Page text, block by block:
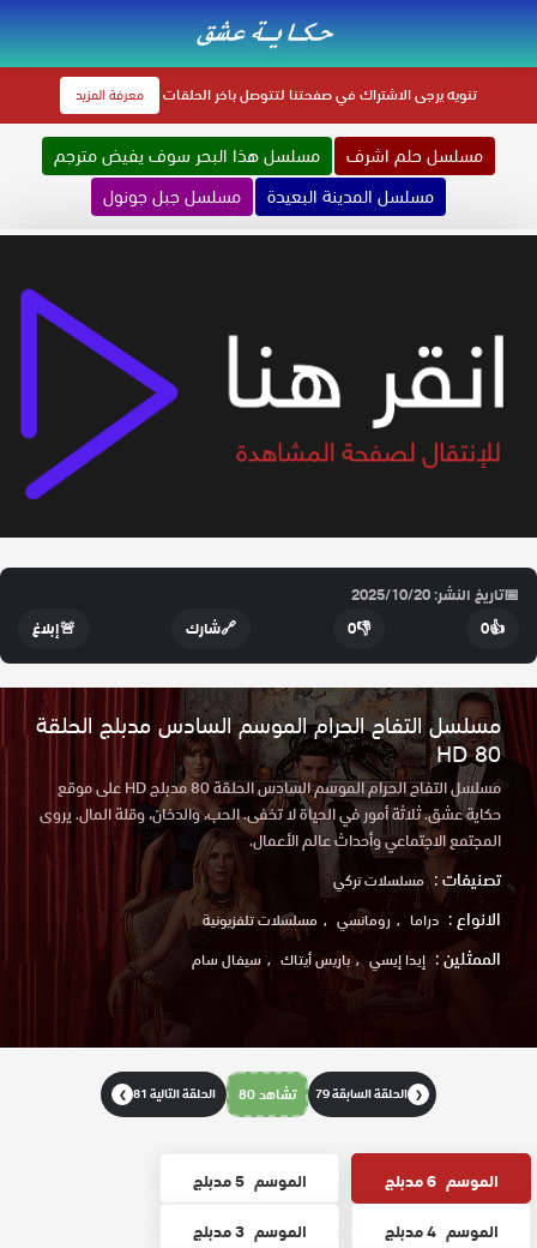
تنويهيرجى الاشتراك في صفحتنا لتتوصل باخر الحلقات معرفة المزيد
مسلسل حلم اشرف
مسلسل هذا البحر سوف يفيض مترجم
مسلسل المدينة البعيدة
مسلسل جبل جونول
📅تاريخ النشر: 2025/10/20
👍
0
👎
0
🔗شارك 🚨إبلاغ
مسلسل التفاح الحرام الموسم السادس مدبلج الحلقة
80 HD
مسلسل التفاح الحرام الموسم السادس الحلقة 80 مدبلج HD على موقع
حكاية عشق. ثلاثة أمور في الحياة لا تخفى. الحب، والدخان، وقلة المال. يروى
المجتمع الاجتماعي وأحداث عالم الأعمال.
تصنيفات : مسلسلات تركي
الانواع : دراما رومانسي مسلسلات تلفزيونية
الممثلين : إيدا إيسي باريس أيتاك سيفال سام
❮ الحلقة السابقة 79 تشاهد 80 الحلقة التالية 81 ❯
الموسم 6 مدبلج الموسم 5 مدبلج
الموسم 4 مدبلج الموسم 3 مدبلج